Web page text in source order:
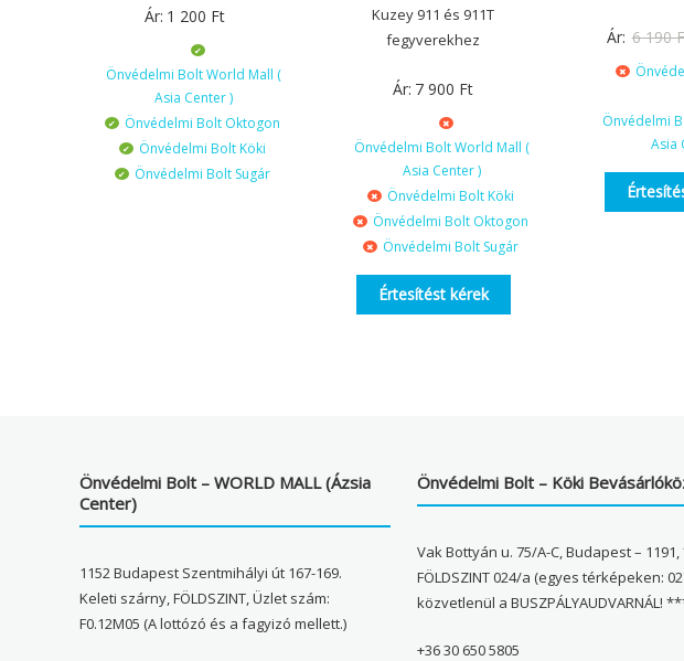
Ár: 1 200 Ft
Önvédelmi Bolt World Mall (
Asia Center )
Önvédelmi Bolt Oktogon
Önvédelmi Bolt Köki
Önvédelmi Bolt Sugár
Kuzey 911 és 911T
fegyverekhez
Ár: 7 900 Ft
Önvédelmi Bolt World Mall (
Asia Center )
Önvédelmi Bolt Köki
Önvédelmi Bolt Oktogon
Önvédelmi Bolt Sugár
Értesítést kérek
Ár: 6 190
Önvédelmi
Asia
Önvédelmi Bolt – WORLD MALL (Ázsia
Center)
1152 Budapest Szentmihályi út 167-169.
Keleti szárny, FÖLDSZINT, Üzlet szám:
F0.12M05 (A lottózó és a fagyizó mellett.)
Önvédelmi Bolt – Köki
Vak Bottyán u. 75/A-C, Budapest –
FÖLDSZINT 024/a (egyes térképeken:
közvetlenül a BUSZPÁLYAUDVARNÁL!
+36 30 650 5805